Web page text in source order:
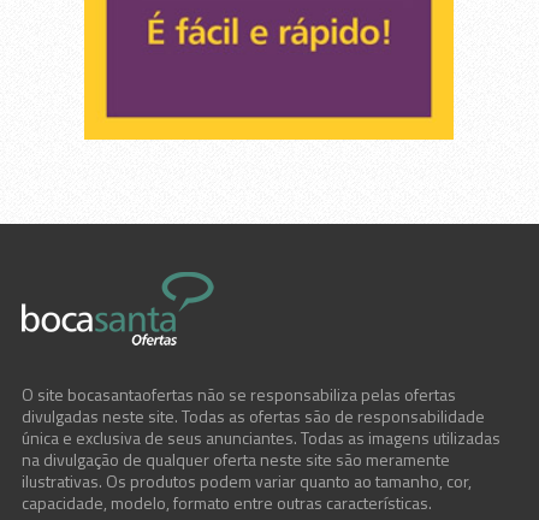
O site bocasantaofertas não se responsabiliza pelas ofertas
divulgadas neste site. Todas as ofertas são de responsabilidade
única e exclusiva de seus anunciantes. Todas as imagens utilizadas
na divulgação de qualquer oferta neste site são meramente
ilustrativas. Os produtos podem variar quanto ao tamanho, cor,
capacidade, modelo, formato entre outras características.